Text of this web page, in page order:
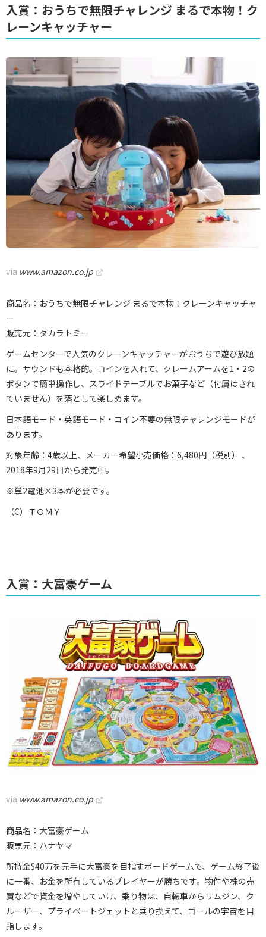
入賞：おうちで無限チャレンジ まるで本物！ク
レーンキャッチャー
via www.amazon.co.jp
商品名：おうちで無限チャレンジ まるで本物！クレーンキャッチャ
ー
販売元：タカラトミー
ゲームセンターで人気のクレーンキャッチャーがおうちで遊び放題
に。サウンドも本格的。コインを入れて、クレームアームを1・2の
ボタンで簡単操作し、スライドテーブルでお菓子など（付属はされ
ていません）を落として楽しめます。
日本語モード・英語モード・コイン不要の無限チャレンジモードが
あります。
対象年齢：4歳以上、メーカー希望小売価格：6,480円（税別） 、
2018年9月29日から発売中。
※単2電池×3本が必要です。
（C）ＴＯＭＹ
入賞：大富豪ゲーム
via www.amazon.co.jp
商品名：大富豪ゲーム
販売元：ハナヤマ
所持金$40万を元手に大富豪を目指すボードゲームで、ゲーム終了後
に一番、お金を所有しているプレイヤーが勝ちです。物件や株の売
買などで資金を増やしていけ、乗り物は、自転車からリムジン、ク
ルーザー、プライベートジェットと乗り換えて、ゴールの宇宙を目
指します。